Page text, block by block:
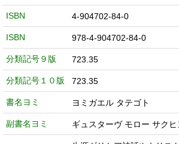
ISBN 4-904702-84-0
ISBN 978-4-904702-84-0
分類記号９版 723.35
分類記号１０版 723.35
書名ヨミ ヨミガエル タテゴト
副書名ヨミ ギュスターヴ モロー サク